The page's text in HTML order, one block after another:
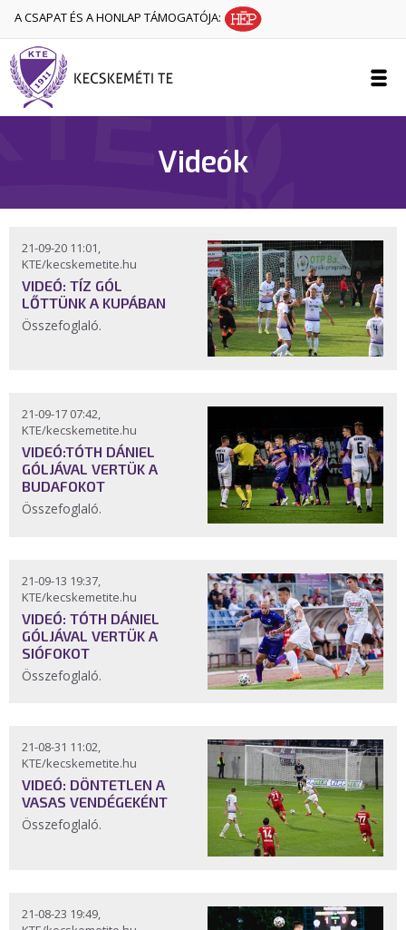
A CSAPAT ÉS A HONLAP TÁMOGATÓJA:
Videók
21-09-20 11:01,
KTE/kecskemetite.hu
VIDEÓ: TÍZ GÓL
LŐTTÜNK A KUPÁBAN
Összefoglaló.
21-09-17 07:42,
KTE/kecskemetite.hu
VIDEÓ:TÓTH DÁNIEL
GÓLJÁVAL VERTÜK A
BUDAFOKOT
Összefoglaló.
21-09-13 19:37,
KTE/kecskemetite.hu
VIDEÓ: TÓTH DÁNIEL
GÓLJÁVAL VERTÜK A
SIÓFOKOT
Összefoglaló.
21-08-31 11:02,
KTE/kecskemetite.hu
VIDEÓ: DÖNTETLEN A
VASAS VENDÉGEKÉNT
Összefoglaló.
21-08-23 19:49,